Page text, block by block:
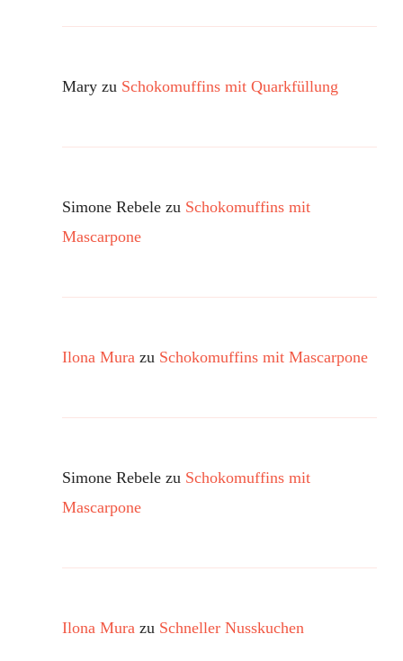
Mary zu Schokomuffins mit Quarkfüllung
Simone Rebele zu Schokomuffins mit
Mascarpone
Ilona Mura zu Schokomuffins mit Mascarpone
Simone Rebele zu Schokomuffins mit
Mascarpone
Ilona Mura zu Schneller Nusskuchen